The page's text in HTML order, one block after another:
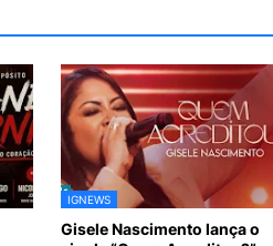
IGNEWS
Gisele Nascimento lança o